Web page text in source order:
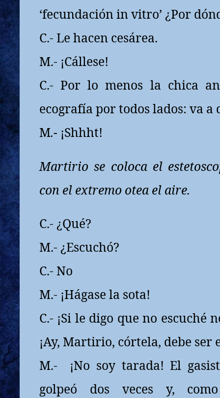
‘fecundación in vitro’ ¿Por
C.- Le hacen cesárea.
M.- ¡Cállese!
C.- Por lo menos la chica
ecografía por todos lados: va
M.- ¡Shhht!
Martirio se coloca el
con el extremo otea el aire.
C.- ¿Qué?
M.- ¿Escuchó?
C.- No
M.- ¡Hágase la sota!
C.- ¡Si le digo que no escuché
¡Ay, Martirio, córtela, debe ser
M.-
¡No soy tarada! El
golpeó dos veces y,